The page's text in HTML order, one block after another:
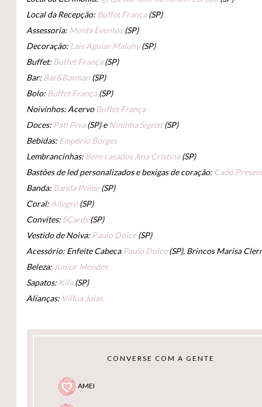
Local da Recepção: Buffet França(SP)
Assessoria: Menta Eventos(SP)
Decoração: Lais Aguiar Maluhy(SP)
Buffet: Buffet França(SP)
Bar: Bar&Barman (SP)
Bolo: Buffet França(SP)
Noivinhos: AcervoBuffet França
Doces: Pati Piva(SP) eNininha Sigrist(SP)
Bebidas: Empório Borges
Lembrancinhas: Bem-casados Ana Cristina(SP)
Bastões de led personalizados e bexigas de coração: Cadô
Banda: Banda Prime(SP)
Coral:Allegro (SP)
Convites: SCards(SP)
Vestido de Noiva: Paulo Dolce(SP)
Acessório: Enfeite CabecaPaulo Dolce(SP), Brincos Marisa
Beleza:Junior Mendes
Sapatos: Kila(SP)
Alianças: Villua Joias
CONVERSE COM A GENTE
AMEI